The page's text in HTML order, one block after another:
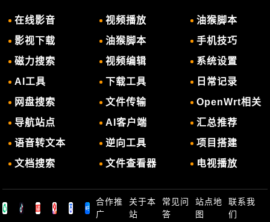
在线影音
影视下载
磁力搜索
AI工具
网盘搜索
导航站点
语音转文本
文档搜索
视频播放
油猴脚本
视频编辑
下载工具
文件传输
AI客户端
逆向工具
文件查看器
油猴脚本
手机技巧
系统设置
日常记录
OpenWrt相关
汇总推荐
项目搭建
电视播放
合作推
广
关于本
站
常见问
答
站点地
图
联系我
们